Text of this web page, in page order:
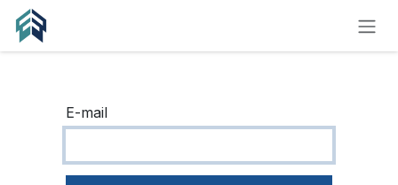
SE RENDRE AU CONTENU
E-mail